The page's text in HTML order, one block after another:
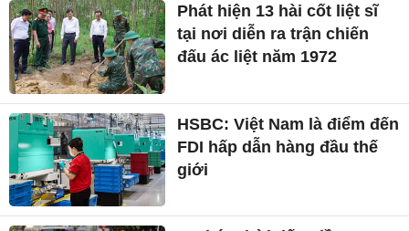
Phát hiện 13 hài cốt liệt sĩ
tại nơi diễn ra trận chiến
đấu ác liệt năm 1972
HSBC: Việt Nam là điểm đến
FDI hấp dẫn hàng đầu thế
giới